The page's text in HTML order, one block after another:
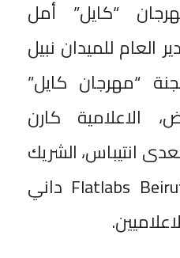
“كايل” أمل
العام للميدان نبيل
“مهرجان كايل”
الاعلامية كارن
انتيباس، الشريك
الإداري في شركة Flatlabs Beirut داني